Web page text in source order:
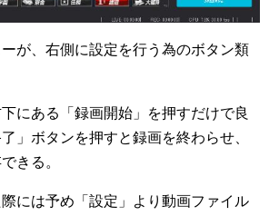
が、右側に設定を行う為のボタン類
にある「録画開始」を押すだけで良
」ボタンを押すと録画を終わらせ、
きる。
には予め「設定」より動画ファイル